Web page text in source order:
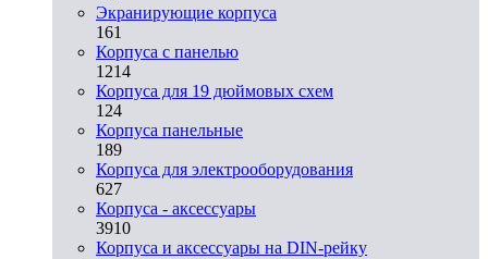
Экранирующие корпуса
161
Корпуса с панелью
1214
Корпуса для 19 дюймовых схем
124
Корпуса панельные
189
Корпуса для электрооборудования
627
Корпуса - аксессуары
3910
Корпуса и аксессуары на DIN-рейку